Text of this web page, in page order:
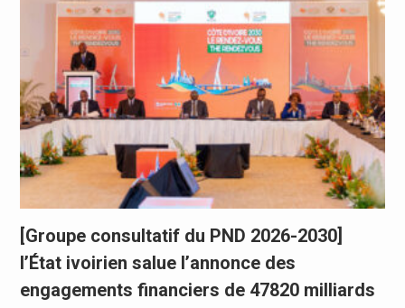
[Groupe consultatif du PND 2026-2030]
l’État ivoirien salue l’annonce des
engagements financiers de 47820 milliards